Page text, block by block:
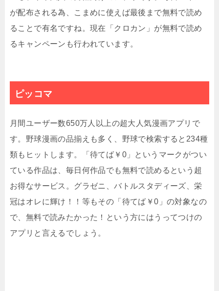
が配布される為、こまめに使えば最後まで無料で読め
ることで有名ですね。現在「クロカン」が無料で読め
るキャンペーンも行われています。
ピッコマ
月間ユーザー数650万人以上の超大人気漫画アプリで
す。野球漫画の品揃えも多く、野球で検索すると 234種
類もヒットします。「待てば￥ 0 」というマークがつい
ている作品は、毎日何作品でも無料で読めるという超
お得なサービス。グラゼニ、バトルスタディーズ、栄
冠はオレに輝け！！等もその「待てば￥0 」の対象なの
で、無料で読みたかった！という方にはうってつけの
アプリと言えるでしょう。